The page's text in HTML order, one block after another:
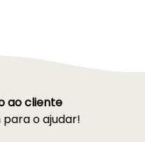
ao cliente
o ajudar!